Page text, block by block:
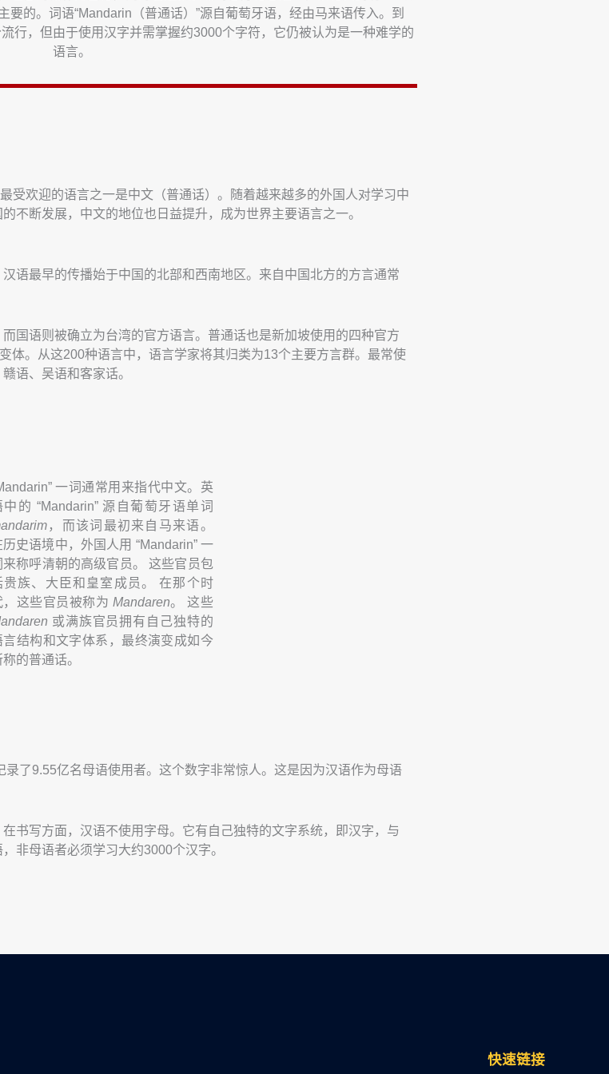
的。词语“Mandarin（普通话）”源自葡萄牙语，经由马来语传入。到
行，但由于使用汉字并需掌握约3000个字符，它仍被认为是一种难学的
语言。
受欢迎的语言之一是中文（普通话）。随着越来越多的外国人对学习中
不断发展，中文的地位也日益提升，成为世界主要语言之一。
语最早的传播始于中国的北部和西南地区。来自中国北方的方言通常
国语则被确立为台湾的官方语言。普通话也是新加坡使用的四种官方
体。从这200种语言中，语言学家将其归类为13个主要方言群。最常使
语、吴语和客家话。
一词通常用来指代中文。英
中的 “Mandarin” 源自葡萄牙语单词
，而该词最初来自马来语。
历史语境中，外国人用 “Mandarin” 一
来称呼清朝的高级官员。 这些官员包
贵族、大臣和皇室成员。 在那个时
，这些官员被称为 Mandaren。 这些
或满族官员拥有自己独特的
言结构和文字体系，最终演变成如今
称的普通话。
了9.55亿名母语使用者。这个数字非常惊人。这是因为汉语作为母语
书写方面，汉语不使用字母。它有自己独特的文字系统，即汉字，与
非母语者必须学习大约3000个汉字。
快速链接